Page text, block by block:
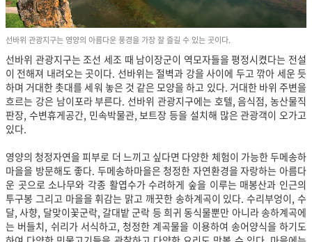
선바위 관광지구는 영양의 아름다운 풍경을 가장 잘 즐길 수 있는 곳이다.
선바위 관광지구는 조선 세조 때 남이장군이 역모자들을 평정시켰다는 전설
이 전해져 내려오는 곳이다. 선바위는 절벽과 강을 사이에 두고 깎아 세운 듯
하며 거대한 촛대를 세워 놓은 것 같은 모양을 하고 있다. 거대한 바위 주변을
흐르는 강은 남이포라 부른다. 선바위 관광지구에는 호텔, 음식점, 농산물직
판장, 수변휴게공간, 민속박물관, 보트장 등을 설치해 많은 관광객이 오가고
있다.
영양의 청정자연을 피부로 더 느끼고 싶다면 다양한 체험이 가능한 두메송하
마을을 방문해도 좋다. 두메송하마을은 청정한 자연환경을 자랑하는 아름다
운 곳으로 소나무와 각종 활엽수가 수려하게 숲을 이루는 매봉산과 인근의
투구봉 그리고 마을을 휘감는 맑고 깨끗한 송하계곡이 있다. 수리부엉이, 수
달, 사향, 달맞이꽃군락, 갈대밭 군락 등 희귀 동식물뿐만 아니라 송하계곡에
는 버들치, 쉬리가 서식하고, 청정한 계곡물을 이용하여 송어양식을 하기도